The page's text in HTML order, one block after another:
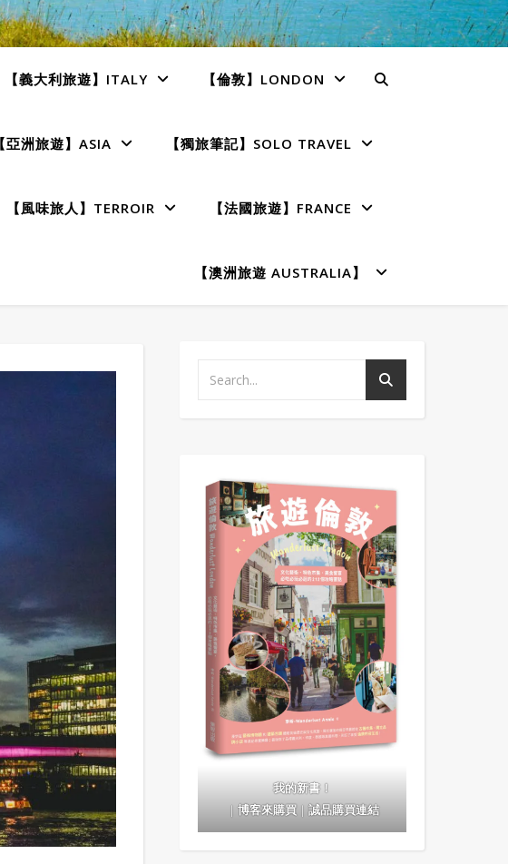
【義大利旅遊】ITALY 【倫敦】LONDON
【亞洲旅遊】ASIA 【獨旅筆記】SOLO TRAVEL
【風味旅人】TERROIR 【法國旅遊】FRANCE
【澳洲旅遊 AUSTRALIA】
我的新書！
｜博客來購買｜誠品購買連結